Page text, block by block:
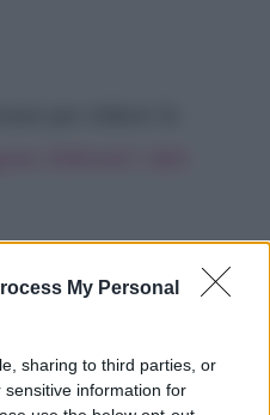
My Personal
sharing to third parties, or
information for